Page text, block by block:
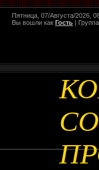
Пятница, 07/Августа/2026,
Вы вошли как Гость | Группа